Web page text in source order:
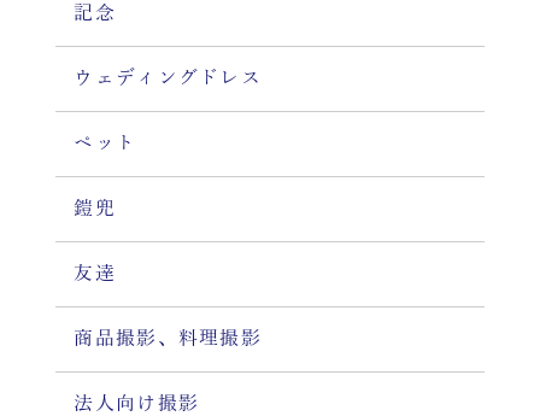
記念
ウェディングドレス
ペット
鎧兜
友達
商品撮影、料理撮影
法人向け撮影